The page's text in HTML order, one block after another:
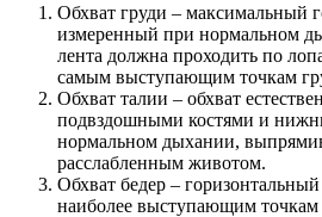
Обхват груди – максимальный
измеренный при нормальном
лента должна проходить по
самым выступающим точкам
Обхват талии – обхват
подвздошными костями и
нормальном дыхании,
расслабленным животом.
Обхват бедер –
наиболее выступающим точкам